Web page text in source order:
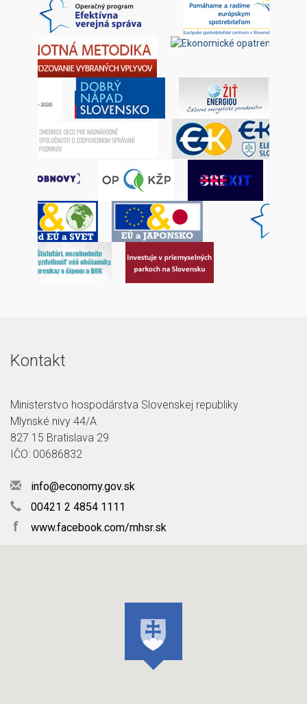
Kontakt
Ministerstvo hospodárstva Slovenskej republiky
Mlynské nivy 44/A
827 15 Bratislava 29
IČO: 00686832
info@economy.gov.sk
00421 2 4854 1111
f www.facebook.com/mhsr.sk